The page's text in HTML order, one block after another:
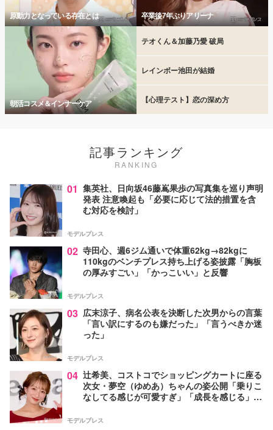
原動力となっている存在とは 卒業後7年ぶりアリーナ
朝活コスメ＆インナーケア
テオくん＆加藤乃愛 破局
レインボー池田が結婚
【心理テスト】恋の深め方
記事ランキング
RANKING
01 集英社、日向坂46藤嶌果歩の写真集を巡り声明
発表 注意喚起も「必要に応じて法的措置を含
む対応を検討」
モデルプレス
02 寺田心、週6ジム通いで体重62kg→82kgに
110kgのベンチプレス持ち上げる姿披露「胸板
の厚みすごい」「かっこいい」と反響
モデルプレス
03 広末涼子、病名公表を決断した次男からの言葉
「言い訳にするのも嫌だった」「言うべきか迷
った」
モデルプレス
04 辻希美、コストコでショッピングカートに座る
次女・夢空（ゆめあ）ちゃんの姿公開「乗りこ
なしてる感じが可愛すぎ」「成長を感じる」の
モデルプレス